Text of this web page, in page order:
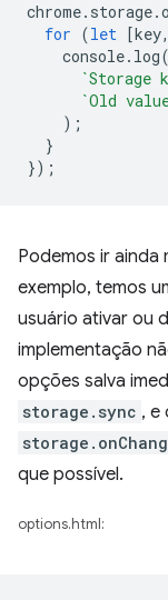
chrome. storage.
for (let [key,
console. log(
`Storage
`Old
);
}
});
Podemos ir ainda
exemplo, temos
usuário ativar ou
implementação
opções salva
storage.sync , e
que possível.
options.html: